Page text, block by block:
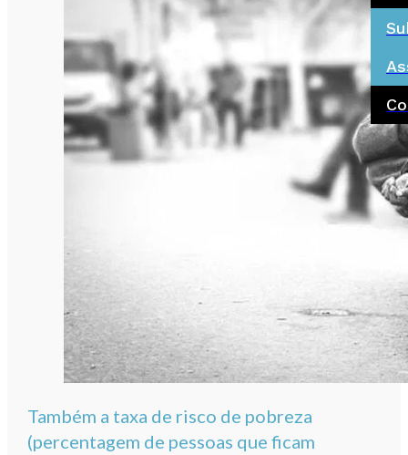
Também a taxa de risco de pobreza
(percentagem de pessoas que ficam